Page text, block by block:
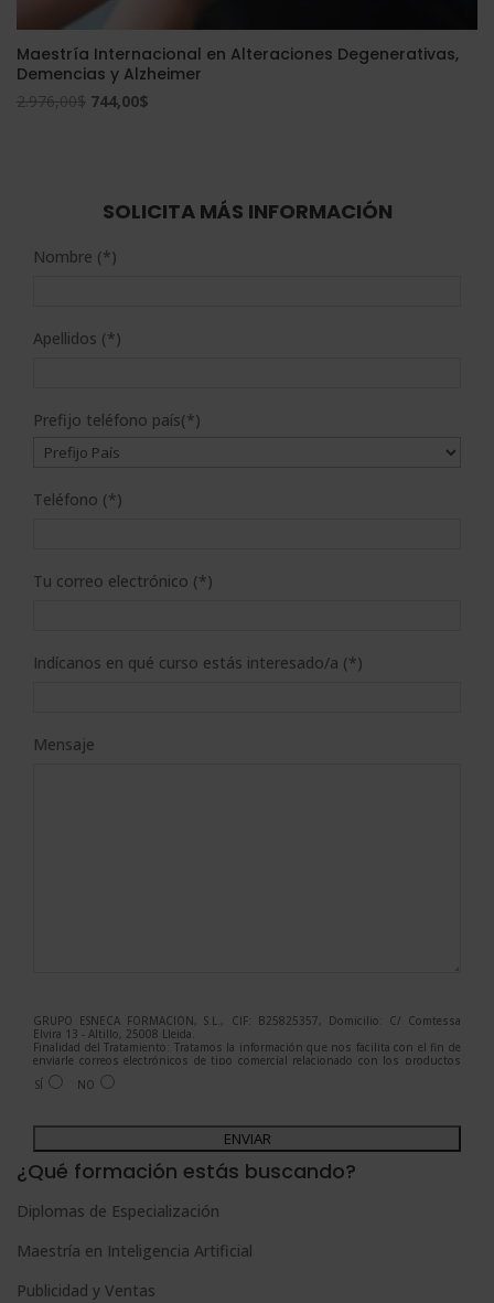
Maestría Internacional en Alteraciones Degenerativas,
Demencias y Alzheimer
2.976,00$ El
2.976,00$.
744,00$
744,00$.
SOLICITA MÁS INFORMACIÓN
Nombre (*)
Apellidos (*)
Prefijo teléfono país(*)
Teléfono (*)
Tu correo electrónico (*)
Indícanos en qué curso estás interesado/a (*)
Mensaje
GRUPO ESNECA FORMACIÓN, S.L., CIF: B25825357, Domicilio: C/ Comtessa
Elvira 13 - Altillo, 25008 Lleida.
Finalidad del Tratamiento: Tratamos la información que nos facilita con el fin de
enviarle correos electrónicos de tipo comercial relacionado con los productos
ofrecidos y otros tipo de productos que fueran de su interés.
Legitimación del tratamiento: Consentimiento del interesado.
Para más información consulte nuestra Política de Privacidad.
Desea recibir información comercial (vía telefónica y/o email):
SÍ NO
A
l
e
r
n
¿Qué formación estás buscando?
Diplomas de Especialización
Maestría en Inteligencia Artificial
Publicidad y Ventas